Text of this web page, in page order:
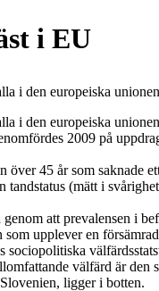
i EU
i den europeiska
i den europeiska
2009 på
över 45 år som saknade
(mätt i
att prevalensen i
upplever en
sociopolitiska
välfärd är
ligger i botten.